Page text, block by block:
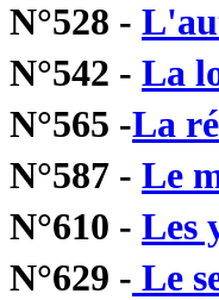
N°528 -
N°542 - La
N°565 -La
N°587 - Le
N°610 - Les
N°629 - Le